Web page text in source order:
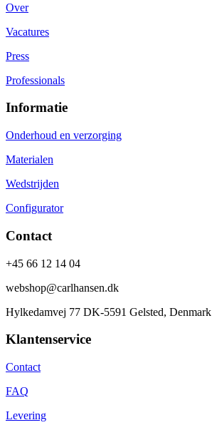
Over
Vacatures
Press
Professionals
Informatie
Onderhoud en verzorging
Materialen
Wedstrijden
Configurator
Contact
+45 66 12 14 04
webshop@carlhansen.dk
Hylkedamvej 77 DK-5591 Gelsted, Denmark
Klantenservice
Contact
FAQ
Levering